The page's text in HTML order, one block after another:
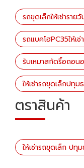
รถขุดเล็กให้เช่าราย
รถแบคโฮPC35ให้เ
รับเหมาสกัดรื้อถอน
ให้เช่ารถขุดเล็กปทุม
ตราสินค้า
ให้เช่ารถขุดเล็ก ปทุ